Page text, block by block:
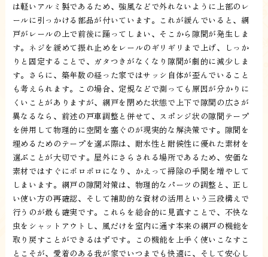
は軽いアルミ製であるため、強風などで外れないように上部のレ
ールに引っかける部品が付いています。これが緩んでいると、網
戸がレールの上で前後に踊ってしまい、そこから隙間が発生しま
す。ネジを緩めて振れ止めをレールのギリギリまで上げ、しっか
りと固定することで、ガタつきがなくなり隙間が劇的に減少しま
す。さらに、築年数の経った家ではサッシ自体が歪んでいること
も考えられます。この場合、定規などで測っても原因が分かりに
くいことがありますが、網戸を閉めた状態で上下で隙間の広さが
異なるなら、前述の戸車調整と併せて、スポンジ状の隙間テープ
を併用して物理的に空間を塞ぐのが現実的な解決策です。隙間を
埋めるためのテープを選ぶ際は、耐水性と耐候性に優れた素材を
選ぶことが大切です。屋外にさらされる場所であるため、安価な
素材ではすぐにボロボロになり、かえって掃除の手間を増やして
しまいます。網戸の隙間対策は、物理的なパーツの調整と、正し
い使い方の再確認、そして補助的な資材の活用という三段構えで
行うのが最も確実です。これらを総合的に見直すことで、不快な
虫をシャットアウトし、風だけを室内に通す本来の網戸の機能を
取り戻すことができるはずです。この機能を上手く使いこなすこ
とこそが、愛着のある我が家でいつまでも快適に、そして安心し